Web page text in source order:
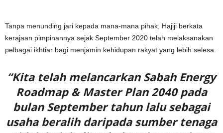
Tanpa menunding jari kepada mana-mana pihak, Hajiji berkata
kerajaan pimpinannya sejak September 2020 telah melaksanakan
pelbagai ikhtiar bagi menjamin kehidupan rakyat yang lebih selesa.
“Kita telah melancarkan Sabah Energy
Roadmap & Master Plan 2040 pada
bulan September tahun lalu sebagai
usaha beralih daripada sumber tenaga